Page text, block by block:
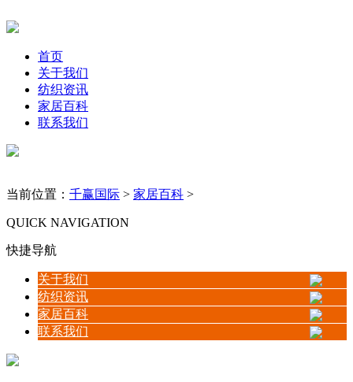
首页
关于我们
纺织资讯
家居百科
联系我们
当前位置： 千赢国际 > 家居百科 >
QUICK NAVIGATION
快捷导航
关于我们
纺织资讯
家居百科
联系我们